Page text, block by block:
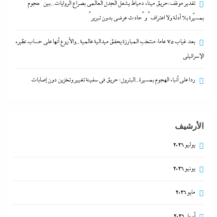
تقدير موقف:حريق ميناء دمياط يشعل الجدل العالمي
بصراع الروايات..بين “هجوم بمسيّرة بلا أدلة ولا اعتراف”
تقدير موقف:حريق ميناء دمياط يشعل الجدل العالمي بصراع الروايات..بين “هجوم
بمسيّرة بلا أدلة ولا اعتراف” و”حادث عرضي بدون تبرير”
بعد غياب 75 عاما: منتخب المبارزة يحقق ميدالية عالمية..والأروع أنها على حساب نظيره
الإسرائيلي
ردا على أنباء الهجوم بمسيرة..البترول: حريق في سفينة تغيير وتخزين دون إصابات
الأرشيف
يوليو 2026
يونيو 2026
مايو 2026